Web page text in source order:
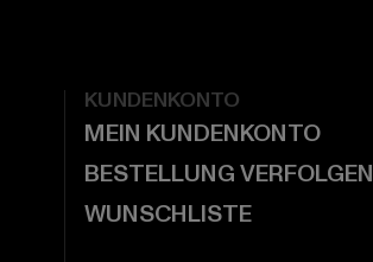
KUNDENKONTO
MEIN KUNDENKONTO
BESTELLUNG VERFOLGEN
WUNSCHLISTE